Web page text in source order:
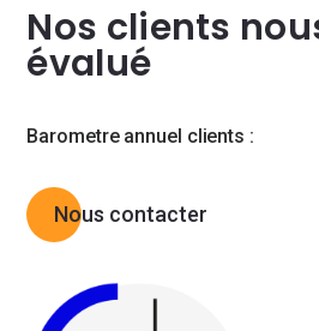
Nos clients
évalué
Barometre annuel clients :
Nous contacter